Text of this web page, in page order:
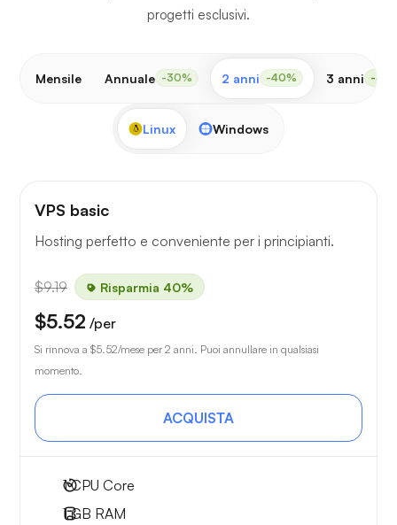
progetti esclusivi.
Mensile Annuale -30% 2 anni -40% 3 anni -
Linux Windows
VPS basic
Hosting perfetto e conveniente per i principianti.
$9.19 Risparmia 40%
$5.52 /per
Si rinnova a $5.52/mese per 2 anni. Puoi annullare in qualsiasi
momento.
ACQUISTA
1CPU Core
1 GB RAM